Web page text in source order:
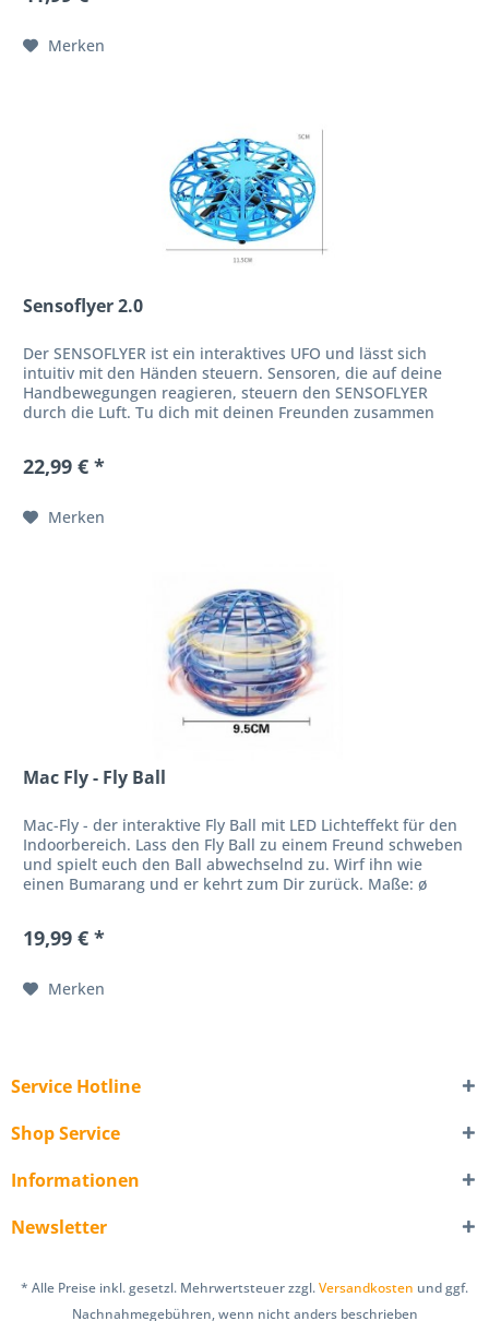
Merken
Sensoflyer 2.0
Der SENSOFLYER ist ein interaktives UFO und lässt sich
intuitiv mit den Händen steuern. Sensoren, die auf deine
Handbewegungen reagieren, steuern den SENSOFLYER
durch die Luft. Tu dich mit deinen Freunden zusammen
22,99 € *
Merken
Mac Fly - Fly Ball
Mac-Fly - der interaktive Fly Ball mit LED Lichteffekt für den
Indoorbereich. Lass den Fly Ball zu einem Freund schweben
und spielt euch den Ball abwechselnd zu. Wirf ihn wie
einen Bumarang und er kehrt zum Dir zurück. Maße: ø
19,99 € *
Merken
Service Hotline
Shop Service
Informationen
Newsletter
* Alle Preise inkl. gesetzl. Mehrwertsteuer zzgl.Versandkosten und ggf.
Nachnahmegebühren, wenn nicht anders beschrieben